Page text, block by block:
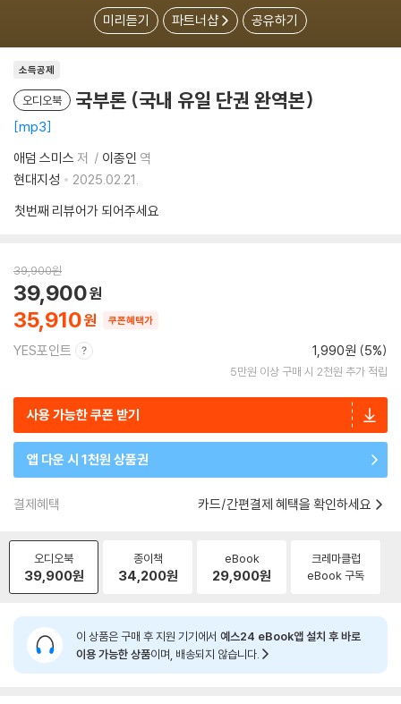
미리듣기 파트너샵 공유하기
소득공제
오디오북 국부론 (국내 유일 단권 완역본)
mp3
애덤 스미스 저 이종인 역
현대지성
2025.02.21.
첫번째 리뷰어가 되어주세요
39,900원
35,910
39,900
쿠폰혜택가
YES포인트 1,990원 (5%)
5만원 이상 구매 시 2천원 추가 적립
사용 가능한 쿠폰 받기
앱 다운 시 1천원 상품권
결제혜택 카드/간편결제 혜택을 확인하세요
오디오북
39,900원
종이책
34,200원
eBook
29,900원
크레마클럽
eBook 구독
이 상품은 구매 후 지원 기기에서 예스24 eBook앱 설치 후 바로
이용 가능한 상품이며, 배송되지 않습니다.